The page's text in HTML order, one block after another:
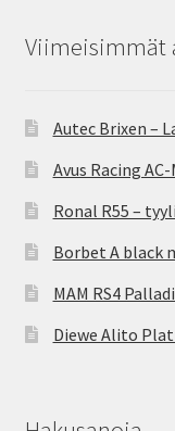
Viimeisimmät
Autec Brixen –
Avus Racing
Ronal R55 –
Borbet A black
MAM RS4
Diewe Alito